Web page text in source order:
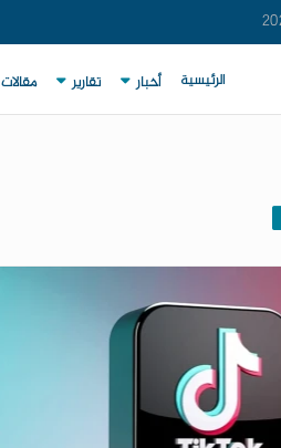
الرئيسية أخبار تقارير مقالات